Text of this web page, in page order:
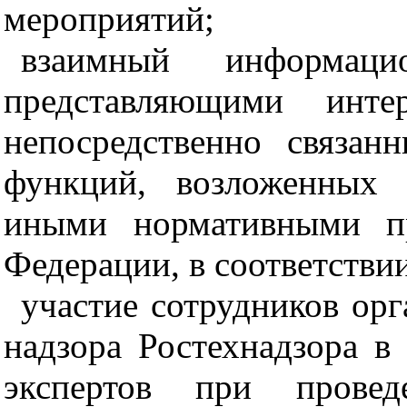
мероприятий;
взаимный
представляющими
непосредственно
функций,
иными нормативными
Федерации, в
участие сотрудников
надзора Ростехнадзора
экспертов при